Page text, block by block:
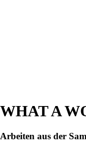
WHAT A
Arbeiten aus der